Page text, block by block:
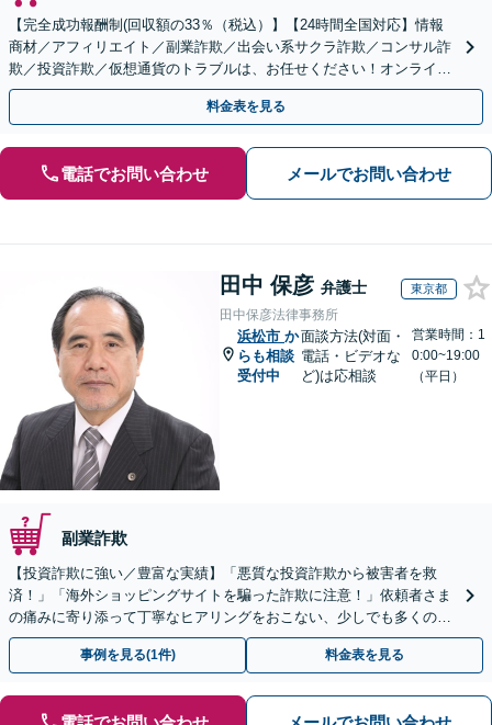
【完全成功報酬制(回収額の33％（税込）】【24時間全国対応】情報
商材／アフィリエイト／副業詐欺／出会い系サクラ詐欺／コンサル詐
欺／投資詐欺／仮想通貨のトラブルは、お任せください！オンライン
のみで解決も可能！
料金表を見る
電話でお問い合わせ メールでお問い合わせ
田中 保彦 弁護士 東京都
田中保彦法律事務所
浜松市 か
らも相談
受付中
面談方法(対面・
電話・ビデオな
ど)は応相談
営業時間：1
0:00~19:00
（平日）
副業詐欺
【投資詐欺に強い／豊富な実績】「悪質な投資詐欺から被害者を救
済！」「海外ショッピングサイトを騙った詐欺に注意！」依頼者さま
の痛みに寄り添って丁寧なヒアリングをおこない、少しでも多くの返
金が得られるよう尽力します！
事例を見る(1件) 料金表を見る